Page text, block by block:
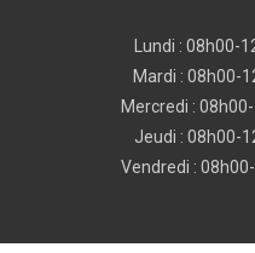
Lundi : 08h00-
Mardi : 08h00-
Mercredi :
Jeudi : 08h00-
Vendredi :